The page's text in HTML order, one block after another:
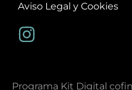
Aviso Legal y Cookies
Programa Kit Digital